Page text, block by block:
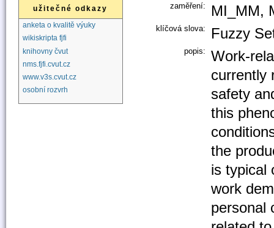
zaměření: MI_MM,
klíčová slova: Fuzzy
popis:
Work-
currently
safety
this
the
is typical
work
personal
užitečné odkazy
anketa o kvalitě výuky
wikiskripta fjfi
knihovny čvut
nms.fjfi.cvut.cz
www.v3s.cvut.cz
osobní rozvrh